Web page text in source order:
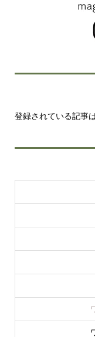
登録されている記事